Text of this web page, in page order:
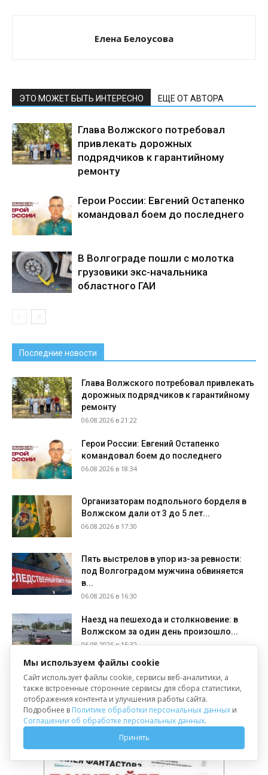
Елена Белоусова
ЭТО МОЖЕТ БЫТЬ ИНТЕРЕСНО ЕЩЕ ОТ АВТОРА
Глава Волжского потребовал
привлекать дорожных
подрядчиков к гарантийному
ремонту
Герои России: Евгений Остапенко
командовал боем до последнего
В Волгограде пошли с молотка
грузовики экс-начальника
областного ГАИ
Последние новости
Глава Волжского потребовал привлекать
дорожных подрядчиков к гарантийному
ремонту
06.08.2026 в 21:22
Герои России: Евгений Остапенко
командовал боем до последнего
06.08.2026 в 18:34
Организаторам подпольного борделя в
Волжском дали от 3 до 5 лет...
06.08.2026 в 17:30
Пять выстрелов в упор из-за ревности:
под Волгоградом мужчина обвиняется
в...
06.08.2026 в 16:30
Наезд на пешехода и столкновение: в
Волжском за один день произошло...
06.08.2026 в 15:32
Загрузить больше
Мы используем файлы cookie
Сайт использует файлы cookie, сервисы веб-аналитики, а
также встроенные сторонние сервисы для сбора статистики,
отображения контента и улучшения работы сайта.
Подробнее в Политике обработки персональных данных и
Соглашении об обработке персональных данных.
Принять